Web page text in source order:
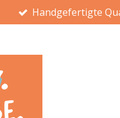
Handgefertigte